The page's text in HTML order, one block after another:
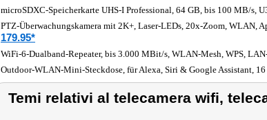
microSDXC-Speicherkarte UHS-I Professional, 64 GB, bis 100 MB/s,
PTZ-Überwachungskamera mit 2K+, Laser-LEDs, 20x-Zoom, WLAN,
179.95*
WiFi-6-Dualband-Repeater, bis 3.000 MBit/s, WLAN-Mesh, WPS,
Outdoor-WLAN-Mini-Steckdose, für Alexa, Siri & Google Assistant, 16
Temi relativi al telecamera wifi,